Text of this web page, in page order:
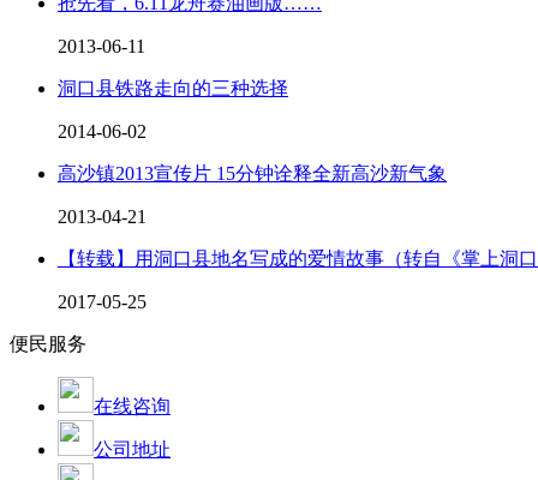
2013-06-11
洞口县铁路走向的三种选择
2014-06-02
高沙镇2013宣传片 15分钟诠释全新高沙新气象
2013-04-21
【转载】用洞口县地名写成的爱情故事（转自《掌上洞口
2017-05-25
便民服务
在线咨询
公司地址